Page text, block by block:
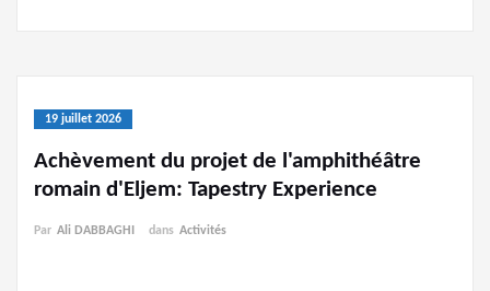
19 juillet 2026
Achèvement du projet de l'amphithéâtre
romain d'Eljem: Tapestry Experience
Par Ali DABBAGHI dans Activités